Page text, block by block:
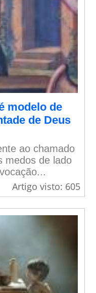
modelo de
de Deus
ao chamado
medos de lado
Artigo visto: 605